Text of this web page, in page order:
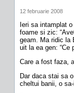
12 februarie 2008
Ieri sa intamplat
foame si zic:
geam. Ma ridic la
uit la ea gen: “Ce
Care a fost faza,
Dar daca stai sa
cheltui banii, o